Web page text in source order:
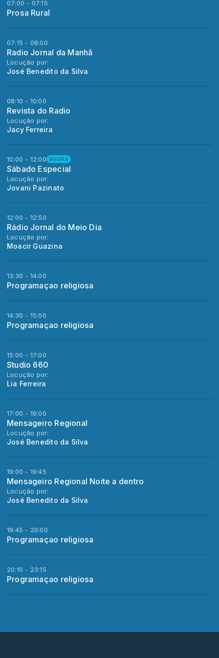
07:00 - 07:15
Prosa Rural
07:15 - 08:00
Radio Jornal da Manhã
Locução por:
José Benedito da Silva
08:10 - 10:00
Revista do Radio
Locução por:
Jacy Ferreira
10:00 - 12:00 AGORA
Sábado Especial
Locução por:
Jovani Pazinato
12:00 - 12:50
Rádio Jornal do Meio Dia
Locução por:
Moacir Guazina
13:30 - 14:00
Programaçao religiosa
14:30 - 15:00
Programaçao religiosa
15:00 - 17:00
Studio 660
Locução por:
Lia Ferreira
17:00 - 19:00
Mensageiro Regional
Locução por:
José Benedito da Silva
19:00 - 19:45
Mensageiro Regional Noite a dentro
Locução por:
José Benedito da Silva
19:45 - 20:00
Programaçao religiosa
20:10 - 23:15
Programaçao religiosa